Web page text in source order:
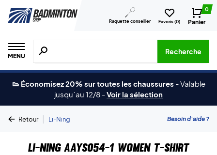
Raquette conseiller Favoris (0)
0
Panier
MENU
Recherche de produits, de marques, etc.
Recherche
👟 Économisez 20% sur toutes les chaussures -Valable
jusqu´au 12/8 -Voir la sélection
Retour | Li-Ning Besoin d'aide ?
Li-Ning AAYS054-1 Women T-Shirt